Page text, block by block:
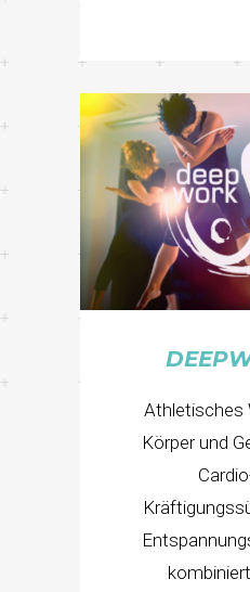
Athletisches
Körper und